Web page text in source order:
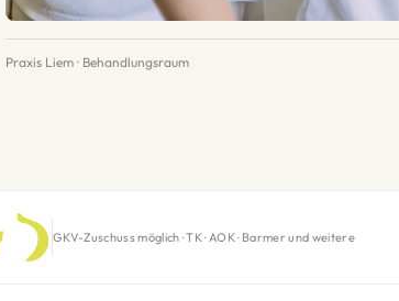
Praxis Liem · Behandlungsraum
GKV-Zuschuss möglich · TK · AOK · Barmer und weitere